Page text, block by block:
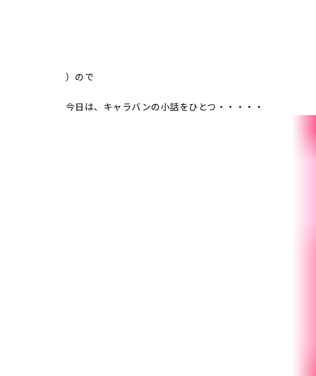
）ので
今日は、キャラバンの小話をひとつ・・・・・